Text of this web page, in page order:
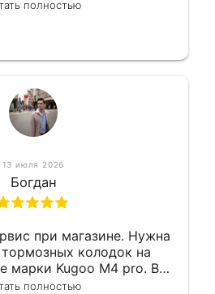
хочу сказать.
полностью
13 июля 2026
Богдан
при магазине. Нужна
колодок на
марки Kugoo M4 pro. Всё
виде и в максимально
полностью